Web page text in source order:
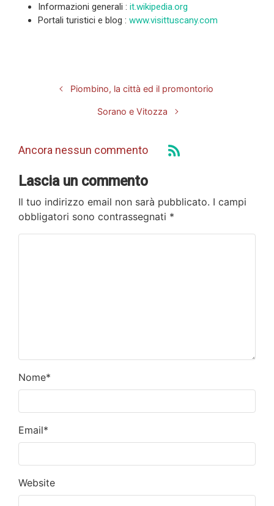
Informazioni generali : it.wikipedia.org
Portali turistici e blog : www.visittuscany.com
Piombino, la città ed il promontorio
Sorano e Vitozza
Ancora nessun commento
Lascia un commento
Il tuo indirizzo email non sarà pubblicato. I campi
obbligatori sono contrassegnati *
Nome*
Email*
Website